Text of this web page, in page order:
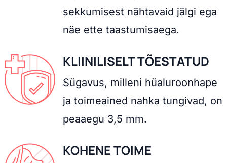
sekkumisest nähtavaid jälgi ega
näe ette taastumisaega.
KLIINILISELT TÕESTATUD
Sügavus, milleni hüaluroonhape
ja toimeained nahka tungivad, on
peaaegu 3,5 mm.
KOHENE TOIME